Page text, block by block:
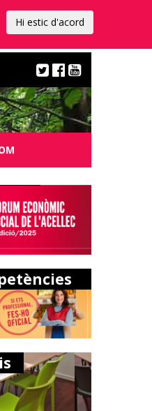
Hi estic d'acord